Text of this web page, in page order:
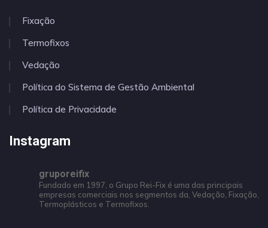
Fixação
Termofixos
Vedação
Política do Sistema de Gestão Ambiental
Política de Privacidade
Instagram
gruporeifix
Fundado em 1997, o Grupo Rei-Fix é uma das principais
empresas comerciais nos segmentos da, Vedação, Fixação,
Termoplásticos e Termofixos.